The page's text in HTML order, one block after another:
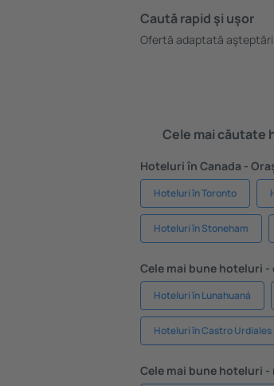
Caută rapid şi uşor
Ofertă adaptată
Cele mai căutate
Hoteluri în Canada -
Hoteluri în Toronto
Hoteluri în Stoneham
Cele mai bune hoteluri -
Hoteluri în Lunahuaná
Hoteluri în Castro Urdiales
Cele mai bune hoteluri -